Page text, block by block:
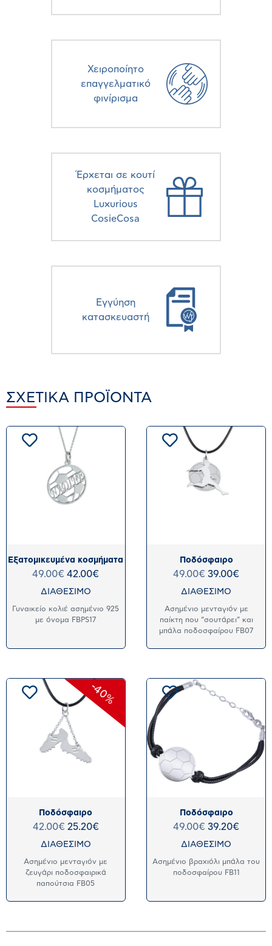
Χειροποίητο
επαγγελματικό
φινίρισμα
Έρχεται σε κουτί
κοσμήματος
Luxurious
CosieCosa
Eγγύηση
κατασκευαστή
ΣΧΕΤΙΚΆ ΠΡΟΪΌΝΤΑ
Εξατομικευμένα κοσμήματα
49.00€ 42.00€
ΔΙΑΘΕΣΙΜΟ
Γυναικείο κολιέ ασημένιο 925
με όνομα FBPS17
Ποδόσφαιρο
49.00€ 39.00€
ΔΙΑΘΕΣΙΜΟ
Ασημένιο μενταγιόν με
παίκτη που “σουτάρει” και
μπάλα ποδοσφαίρου FB07
Ποδόσφαιρο
42.00€ 25.20€
-40%
ΔΙΑΘΕΣΙΜΟ
Ασημένιο μενταγιόν με
ζευγάρι ποδοσφαιρικά
παπούτσια FB05
Ποδόσφαιρο
49.00€ 39.20€
ΔΙΑΘΕΣΙΜΟ
Ασημένιο βραχιόλι μπάλα του
ποδοσφαίρου FB11